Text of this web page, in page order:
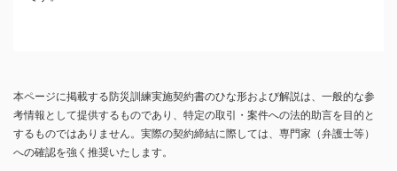
本ページに掲載する防災訓練実施契約書のひな形および解説は、一般的な参
考情報として提供するものであり、特定の取引・案件への法的助言を目的と
するものではありません。実際の契約締結に際しては、専門家（弁護士等）
への確認を強く推奨いたします。